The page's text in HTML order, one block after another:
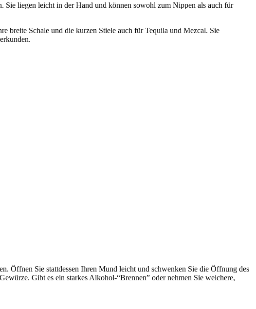
liegen leicht in der Hand und können sowohl zum Nippen als auch für
breite Schale und die kurzen Stiele auch für Tequila und Mezcal. Sie
Öffnen Sie stattdessen Ihren Mund leicht und schwenken Sie die Öffnung des
Gibt es ein starkes Alkohol-“Brennen” oder nehmen Sie weichere,